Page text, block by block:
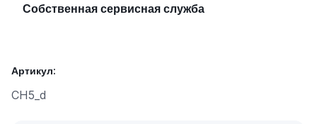
Собственная сервисная служба
Артикул:
CH5_d